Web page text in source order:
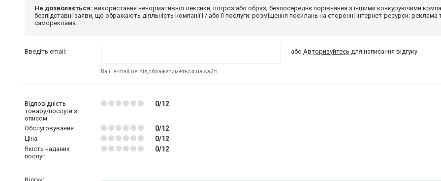
Не дозволяється: використання ненормативної лексики, погроз або образ; безпосереднє порівняння з іншими конкуруючими
безпідставні заяви, що ображають діяльність компанії і / або її послуги; розміщення посилань на сторонні інтернет-ресурси; реклама
самореклама.
Введіть email:
Ваш e-mail не відображатиметься на сайті
абоАвторизуйтесь для написання відгуку
Відповідність
товару/послуги з
описом
0/12
Обслуговування 0/12
Ціна 0/12
Якість наданих
послуг
0/12